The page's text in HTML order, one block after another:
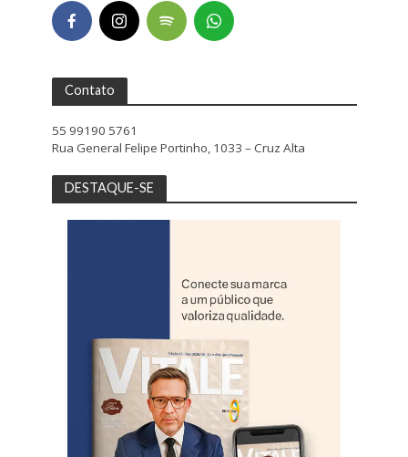
Contato
55 99190 5761
Rua General Felipe Portinho, 1033 – Cruz Alta
DESTAQUE-SE